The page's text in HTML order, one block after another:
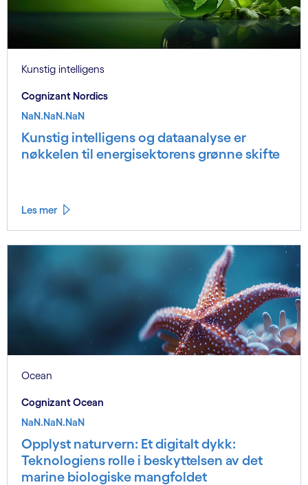
Kunstig intelligens
Cognizant Nordics
NaN.NaN.NaN
Kunstig intelligens og dataanalyse er
nøkkelen til energisektorens grønne skifte
Les mer
Ocean
Cognizant Ocean
NaN.NaN.NaN
Opplyst naturvern: Et digitalt dykk:
Teknologiens rolle i beskyttelsen av det
marine biologiske mangfoldet